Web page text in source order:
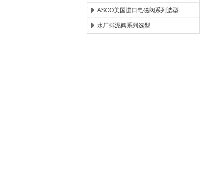
ASCO美国进口电磁阀系列选型
水厂排泥阀系列选型